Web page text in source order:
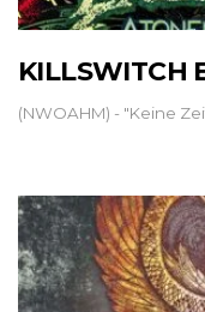
KILLSWITCH
(NWOAHM) - "Keine